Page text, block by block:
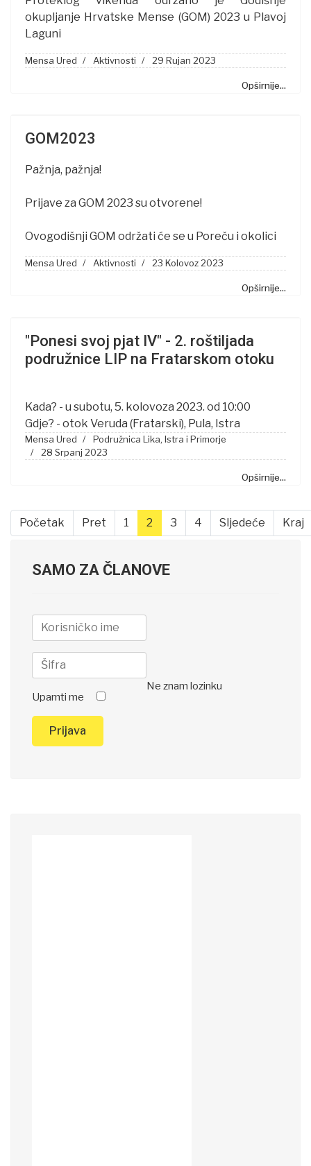
okupljanje Hrvatske Mense (GOM) 2023 u Plavoj
Laguni
Mensa Ured Aktivnosti 29 Rujan 2023
Opširnije...
GOM2023
Pažnja, pažnja!
Prijave za GOM 2023 su otvorene!
Ovogodišnji GOM održati će se u Poreču i okolici
Mensa Ured Aktivnosti 23 Kolovoz 2023
Opširnije...
"Ponesi svoj pjat IV" - 2. roštiljada
podružnice LIP na Fratarskom otoku
Kada? - u subotu, 5. kolovoza 2023. od 10:00
Gdje? - otok Veruda (Fratarski), Pula, Istra
Mensa Ured
Podružnica Lika, Istra i Primorje
28 Srpanj 2023
Opširnije...
Početak Pret 1 2 3 4 Sljedeće Kraj
SAMO ZA ČLANOVE
Upamti me
Prijava
Ne znam lozinku